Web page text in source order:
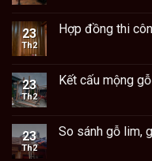
23
Th2
Hợp đồng thi
23
Th2
Kết cấu mộng
23
Th2
So sánh gỗ lim,